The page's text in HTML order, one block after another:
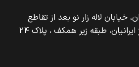
خیابان لاله زار نو بعد از تقاطع
طبقه زیر همکف ، پلاک 24